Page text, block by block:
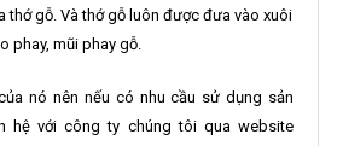
thớ gỗ. Và thớ gỗ luôn được đưa vào xuôi
phay, mũi phay gỗ.
nó nên nếu có nhu cầu sử dụng sản
hệ với công ty chúng tôi qua website